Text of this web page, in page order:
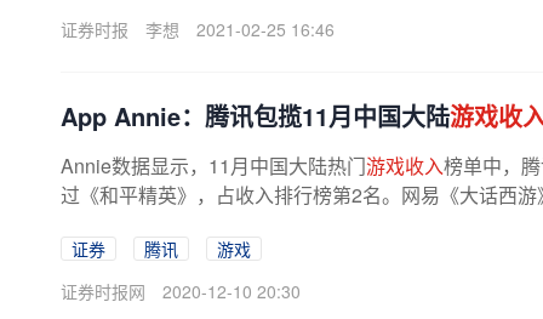
证券时报
李想 2021-02-25 16:46
App Annie：腾讯包揽11月中国大陆游戏收
Annie数据显示，11月中国大陆热门游戏收入榜单中，
过《和平精英》，占收入排行榜第2名。网易《大话西
证券 腾讯
游戏
证券时报网
2020-12-10 20:30